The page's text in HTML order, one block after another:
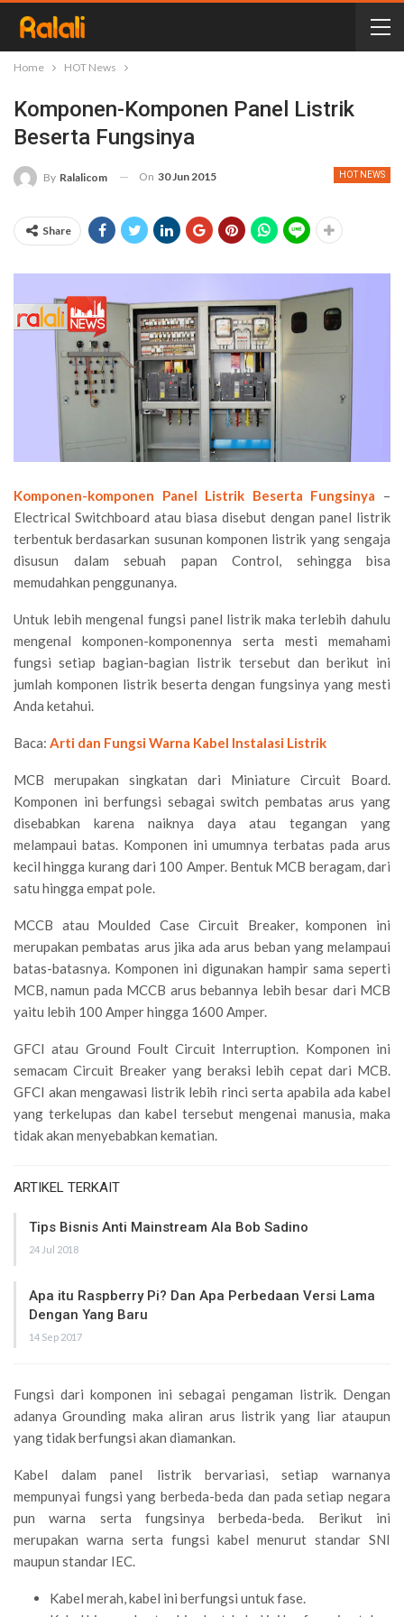
Home HOT News
Komponen-Komponen Panel Listrik
Beserta Fungsinya
HOT NEWS
By Ralalicom On 30 Jun 2015
Share
Komponen-komponen Panel Listrik Beserta Fungsinya –
Electrical Switchboard atau biasa disebut dengan panel listrik
terbentuk berdasarkan susunan komponen listrik yang sengaja
disusun dalam sebuah papan Control, sehingga bisa
memudahkan penggunanya.
Untuk lebih mengenal fungsi panel listrik maka terlebih dahulu
mengenal komponen-komponennya serta mesti memahami
fungsi setiap bagian-bagian listrik tersebut dan berikut ini
jumlah komponen listrik beserta dengan fungsinya yang mesti
Anda ketahui.
Baca: Arti dan Fungsi Warna Kabel Instalasi Listrik
MCB merupakan singkatan dari Miniature Circuit Board.
Komponen ini berfungsi sebagai switch pembatas arus yang
disebabkan karena naiknya daya atau tegangan yang
melampaui batas. Komponen ini umumnya terbatas pada arus
kecil hingga kurang dari 100 Amper. Bentuk MCB beragam, dari
satu hingga empat pole.
MCCB atau Moulded Case Circuit Breaker, komponen ini
merupakan pembatas arus jika ada arus beban yang melampaui
batas-batasnya. Komponen ini digunakan hampir sama seperti
MCB, namun pada MCCB arus bebannya lebih besar dari MCB
yaitu lebih 100 Amper hingga 1600 Amper.
GFCI atau Ground Foult Circuit Interruption. Komponen ini
semacam Circuit Breaker yang beraksi lebih cepat dari MCB.
GFCI akan mengawasi listrik lebih rinci serta apabila ada kabel
yang terkelupas dan kabel tersebut mengenai manusia, maka
tidak akan menyebabkan kematian.
ARTIKEL TERKAIT
Tips Bisnis Anti Mainstream Ala Bob Sadino
24 Jul 2018
Apa itu Raspberry Pi? Dan Apa Perbedaan Versi Lama
Dengan Yang Baru
14 Sep 2017
Fungsi dari komponen ini sebagai pengaman listrik. Dengan
adanya Grounding maka aliran arus listrik yang liar ataupun
yang tidak berfungsi akan diamankan.
Kabel dalam panel listrik bervariasi, setiap warnanya
mempunyai fungsi yang berbeda-beda dan pada setiap negara
pun warna serta fungsinya berbeda-beda. Berikut ini
merupakan warna serta fungsi kabel menurut standar SNI
maupun standar IEC.
Kabel merah, kabel ini berfungsi untuk fase.